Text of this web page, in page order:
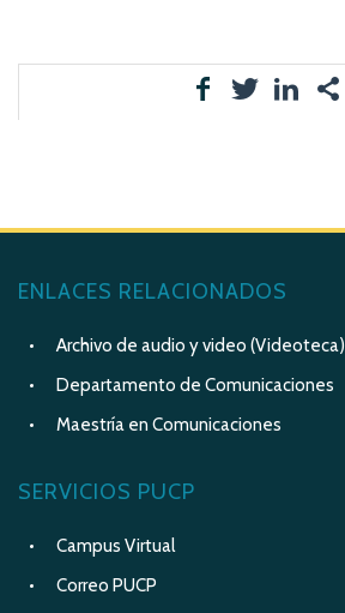
ENLACES RELACIONADOS
Archivo de audio y video (Videoteca)
Departamento de Comunicaciones
Maestría en Comunicaciones
SERVICIOS PUCP
Campus Virtual
Correo PUCP